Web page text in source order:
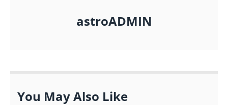
astroADMIN
You May Also Like